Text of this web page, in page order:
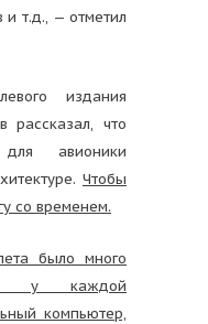
и т.д., — отметил
издания
рассказал, что
авионики
Чтобы
со временем.
было много
и у каждой
компьютер,